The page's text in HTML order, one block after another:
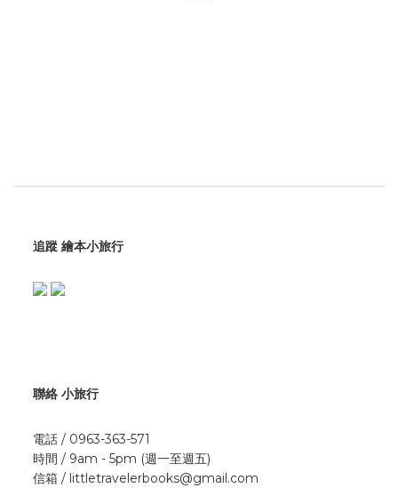
追蹤 繪本小旅行
聯絡 小旅行
電話 / 0963-363-571
時間 / 9am - 5pm (週一至週五)
信箱 / littletravelerbooks@gmail.com